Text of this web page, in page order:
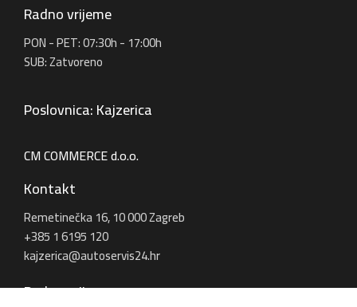
Radno vrijeme
PON - PET: 07:30h - 17:00h
SUB: Zatvoreno
Poslovnica: Kajzerica
CM COMMERCE d.o.o.
Kontakt
Remetinečka 16, 10 000 Zagreb
+385 1 6195 120
kajzerica@autoservis24.hr
Radno vrijeme